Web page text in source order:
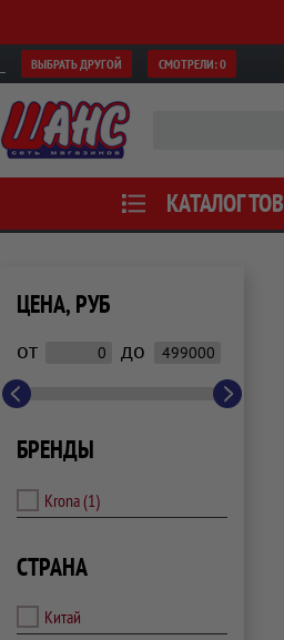
ВЫБРАТЬ ДРУГОЙ СМОТРЕЛИ:0
КАТАЛОГ
ЦЕНА, РУБ
от до
БРЕНДЫ
Krona(1)
СТРАНА
Китай